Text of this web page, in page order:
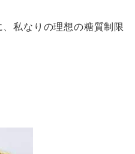
私なりの理想の糖質制限